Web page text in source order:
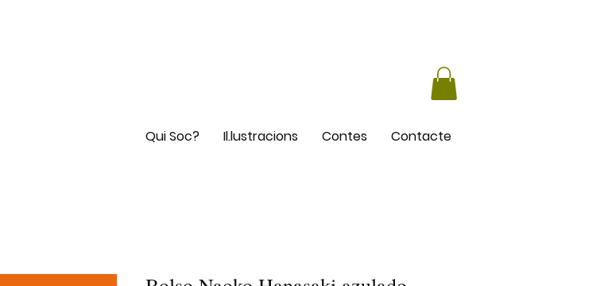
Qui Soc? Il.lustracions Contes Contacte